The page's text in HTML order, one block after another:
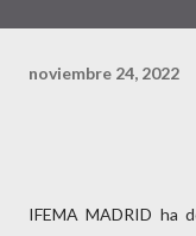
noviembre 24, 2022
IFEMA MADRID ha